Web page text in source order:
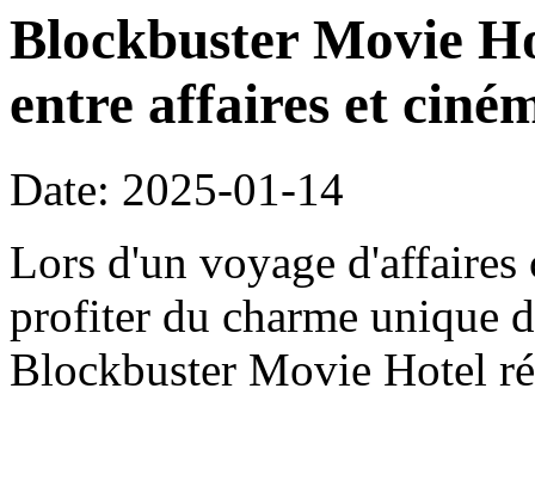
Blockbuster Movie
entre affaires et
Date: 2025-01-14
Lors d'un voyage d'affaires
profiter du charme unique
Blockbuster Movie Hotel